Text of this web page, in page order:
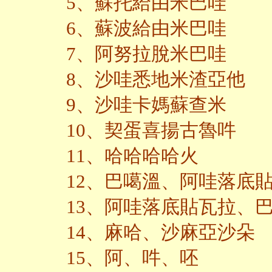
6、蘇波給由米巴哇
7、阿努拉脫米巴哇
8、沙哇悉地米渣亞他
9、沙哇卡媽蘇查米
10、契蛋喜揚古魯吽
11、哈哈哈哈火
12、巴噶溫、阿哇落底
13、阿哇落底貼瓦拉、
14、麻哈、沙麻亞沙朵
15、阿、吽、呸